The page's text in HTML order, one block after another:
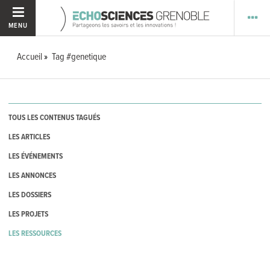
MENU
Accueil Tag #genetique
TOUS LES CONTENUS TAGUÉS
LES ARTICLES
LES ÉVÉNEMENTS
LES ANNONCES
LES DOSSIERS
LES PROJETS
LES RESSOURCES